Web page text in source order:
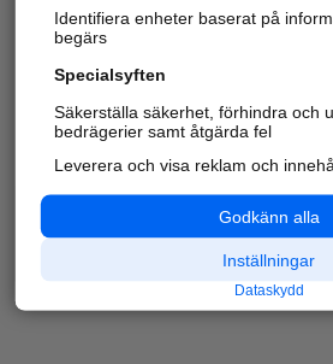
Identifiera enheter baserat på
begärs
Specialsyften
Säkerställa säkerhet, förhindra och
bedrägerier samt åtgärda fel
Leverera och visa reklam och
Godkänn alla
Inställningar
Dataskydd